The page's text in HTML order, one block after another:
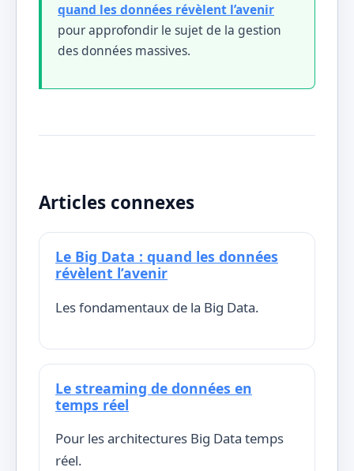
quand les données révèlent l’avenir
pour approfondir le sujet de la gestion
des données massives.
Articles connexes
Le Big Data : quand les données
révèlent l’avenir
Les fondamentaux de la Big Data.
Le streaming de données en
temps réel
Pour les architectures Big Data temps
réel.